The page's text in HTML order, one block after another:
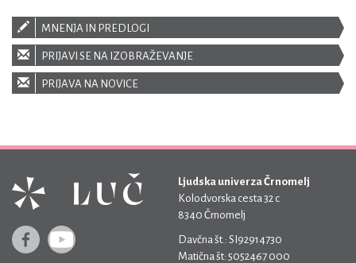
MNENJA IN PREDLOGI
PRIJAVI SE NA IZOBRAŽEVANJE
PRIJAVA NA NOVICE
Ljudska univerza Črnomelj
Kolodvorska cesta 32 c
8340 Črnomelj
Davčna št.: SI92914730
Matična št: 5052467 000